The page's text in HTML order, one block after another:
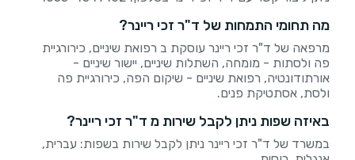
מה תחומי התמחות של ד"ר זכי ריינר?
מרפאה של ד"ר זכי ריינר עוסקת ב רפואת שיניים, כירורגיית
פה ולסתות - מומחה, השתלות שיניים, יישור שיניים -
אורתודונטיה, רפואת שיניים - שיקום הפה, כירורגיית פה
ולסת, אסתטיקת פנים.
באיזה שפות ניתן לקבל שירות מ ד"ר זכי ריינר?
במשרד של ד"ר זכי ריינר ניתן לקבל שירות בשפות: עברית,